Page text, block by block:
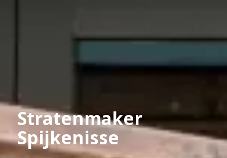
Stratenmaker
Spijkenisse